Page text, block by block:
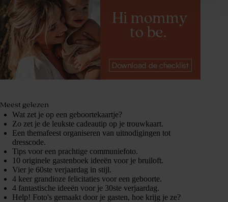
Meest gelezen
Wat zet je op een geboortekaartje?
Zo zet je de leukste cadeautip op je trouwkaart.
Een themafeest organiseren van uitnodigingen tot
dresscode.
Tips voor een prachtige communiefoto.
10 originele gastenboek ideeën voor je bruiloft.
Vier je 60ste verjaardag in stijl.
4 keer grandioze felicitaties voor een geboorte.
4 fantastische ideeën voor je 30ste verjaardag.
Help! Foto's gemaakt door je gasten, hoe krijg je ze?